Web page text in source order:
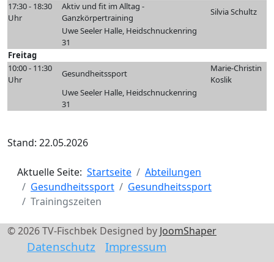
17:30 - 18:30
Uhr
Aktiv und fit im Alltag -
Ganzkörpertraining
Silvia Schultz
Uwe Seeler Halle, Heidschnuckenring
31
Freitag
10:00 - 11:30
Uhr
Gesundheitssport
Marie-Christin
Koslik
Uwe Seeler Halle, Heidschnuckenring
31
Stand: 22.05.2026
Aktuelle Seite: Startseite
Abteilungen
Gesundheitssport
Gesundheitssport
Trainingszeiten
© 2026 TV-Fischbek Designed by JoomShaper
Datenschutz Impressum